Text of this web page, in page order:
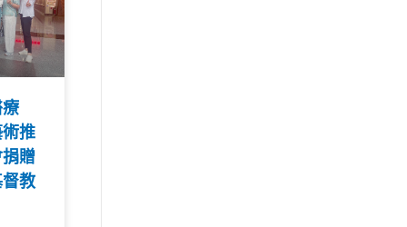
療
推
贈
教